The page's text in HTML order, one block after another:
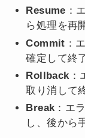
Resume ：
ら処理を再
Commit ：
確定して終
Rollback：
取り消して
Break：エ
し、後から